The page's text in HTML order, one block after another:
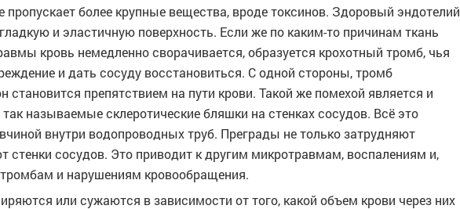
пропускает более крупные вещества, вроде токсинов. Здоровый эндотелий
и эластичную поверхность. Если же по каким-то причинам ткань
кровь немедленно сворачивается, образуется крохотный тромб, чья
и дать сосуду восстановиться. С одной стороны, тромб
становится препятствием на пути крови. Такой же помехой является и
называемые склеротические бляшки на стенках сосудов. Всё это
внутри водопроводных труб. Преграды не только затрудняют
стенки сосудов. Это приводит к другим микротравмам, воспалениям и,
и нарушениям кровообращения.
или сужаются в зависимости от того, какой объем крови через них